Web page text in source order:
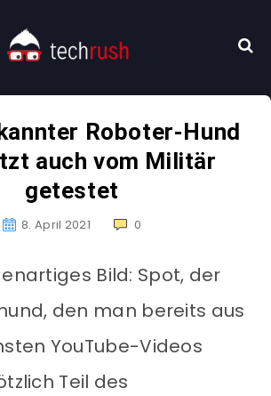
Roboter-Hund
auch vom Militär
getestet
8. April 2021 0
Bild: Spot, der
den man bereits aus
YouTube-Videos
Teil des